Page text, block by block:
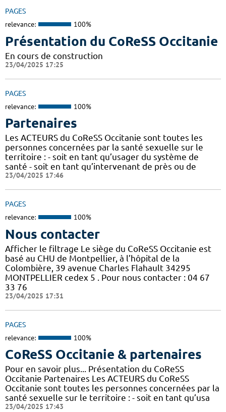
PAGES
relevance: 100%
Présentation du CoReSS Occitanie
En cours de construction
23/04/2025 17:25
PAGES
relevance: 100%
Partenaires
Les ACTEURS du CoReSS Occitanie sont toutes les
personnes concernées par la santé sexuelle sur le
territoire : - soit en tant qu’usager du système de
santé - soit en tant qu’intervenant de près ou de
23/04/2025 17:46
PAGES
relevance: 100%
Nous contacter
Afficher le filtrage Le siège du CoReSS Occitanie est
basé au CHU de Montpellier, à l’hôpital de la
Colombière, 39 avenue Charles Flahault 34295
MONTPELLIER cedex 5 . Pour nous contacter : 04 67
33 76
23/04/2025 17:31
PAGES
relevance: 100%
CoReSS Occitanie & partenaires
Pour en savoir plus... Présentation du CoReSS
Occitanie Partenaires Les ACTEURS du CoReSS
Occitanie sont toutes les personnes concernées par la
santé sexuelle sur le territoire : - soit en tant qu’usa
23/04/2025 17:43